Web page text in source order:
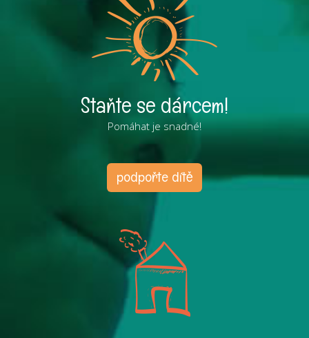
Staňte se dárcem!
Pomáhat je snadné!
podpořte dítě